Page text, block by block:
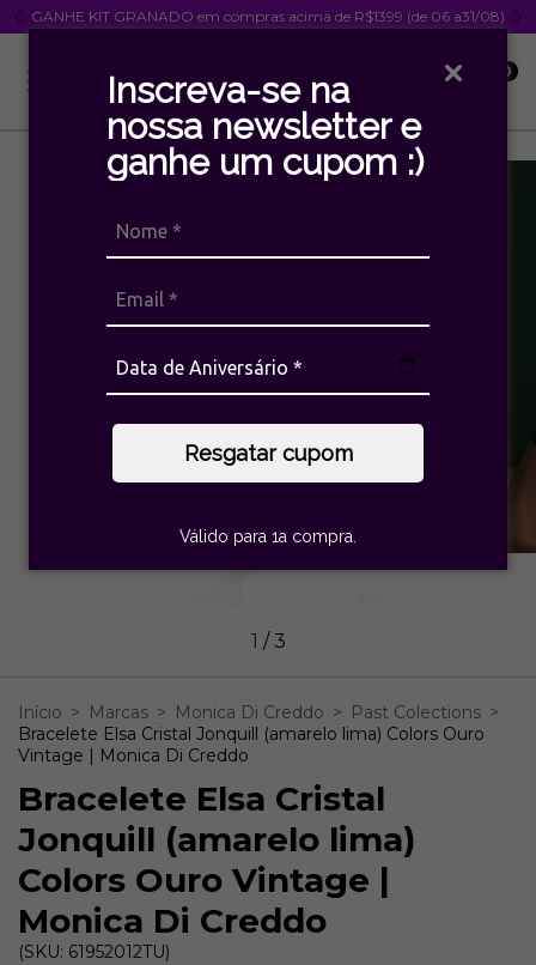
Inscreva-se na
nossa newsletter e
ganhe um cupom :)
Resgatar cupom
Válido para 1a compra.
GANHE KIT GRANADO em compras acima de R$1399 (de 06 a31/08)
0
1 / 3
Início > Marcas > Monica Di Creddo > Past Colections >
Bracelete Elsa Cristal Jonquill (amarelo lima) Colors Ouro
Vintage | Monica Di Creddo
Bracelete Elsa Cristal
Jonquill (amarelo lima)
Colors Ouro Vintage |
Monica Di Creddo
(SKU: 61952012TU)